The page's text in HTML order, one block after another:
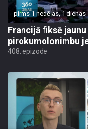
pirms 1 nedēļas, 1 dienas
Francijā fiksē
pirokumolonimbu
408. epizode